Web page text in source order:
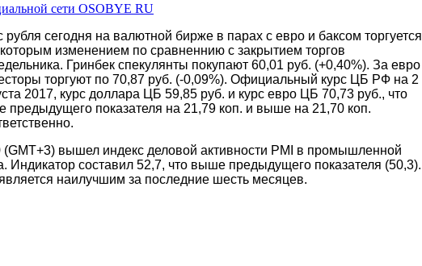
сети OSOBYE RU
рубля сегодня на валютной бирже в парах с евро и баксом торгуется
изменением по сравненнию с закрытием торгов
Гринбек спекулянты покупают 60,01 руб. (+0,40%). За евро
торгуют по 70,87 руб. (-0,09%). Официальный курс ЦБ РФ на 2
2017, курс доллара ЦБ 59,85 руб. и курс евро ЦБ 70,73 руб., что
предыдущего показателя на 21,79 коп. и выше на 21,70 коп.
(GMT+3) вышел индекс деловой активности PMI в промышленной
Индикатор составил 52,7, что выше предыдущего показателя (50,3).
наилучшим за последние шесть месяцев.